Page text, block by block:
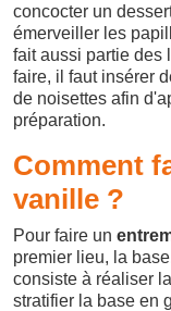
concocter un
émerveiller les
fait aussi partie des
faire, il faut insérer
de noisettes afin
préparation.
Comment
vanille ?
Pour faire un
premier lieu, la
consiste à réaliser
stratifier la base en